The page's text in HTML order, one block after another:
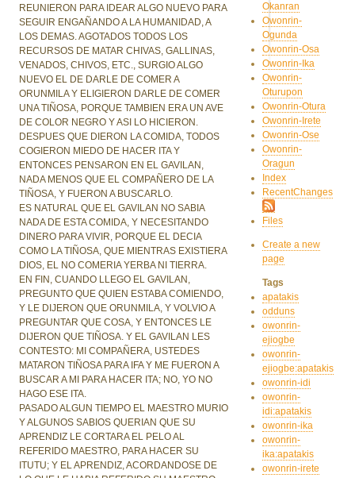
REUNIERON PARA IDEAR ALGO NUEVO PARA
SEGUIR ENGAÑANDO A LA HUMANIDAD, A
LOS DEMAS. AGOTADOS TODOS LOS
RECURSOS DE MATAR CHIVAS, GALLINAS,
VENADOS, CHIVOS, ETC., SURGIO ALGO
NUEVO EL DE DARLE DE COMER A
ORUNMILA Y ELIGIERON DARLE DE COMER
UNA TIÑOSA, PORQUE TAMBIEN ERA UN AVE
DE COLOR NEGRO Y ASI LO HICIERON.
DESPUES QUE DIERON LA COMIDA, TODOS
COGIERON MIEDO DE HACER ITA Y
ENTONCES PENSARON EN EL GAVILAN,
NADA MENOS QUE EL COMPAÑERO DE LA
TIÑOSA, Y FUERON A BUSCARLO.
ES NATURAL QUE EL GAVILAN NO SABIA
NADA DE ESTA COMIDA, Y NECESITANDO
DINERO PARA VIVIR, PORQUE EL DECIA
COMO LA TIÑOSA, QUE MIENTRAS EXISTIERA
DIOS, EL NO COMERIA YERBA NI TIERRA.
EN FIN, CUANDO LLEGO EL GAVILAN,
PREGUNTO QUE QUIEN ESTABA COMIENDO,
Y LE DIJERON QUE ORUNMILA, Y VOLVIO A
PREGUNTAR QUE COSA, Y ENTONCES LE
DIJERON QUE TIÑOSA. Y EL GAVILAN LES
CONTESTO: MI COMPAÑERA, USTEDES
MATARON TIÑOSA PARA IFA Y ME FUERON A
BUSCAR A MI PARA HACER ITA; NO, YO NO
HAGO ESE ITA.
PASADO ALGUN TIEMPO EL MAESTRO MURIO
Y ALGUNOS SABIOS QUERIAN QUE SU
APRENDIZ LE CORTARA EL PELO AL
REFERIDO MAESTRO, PARA HACER SU
ITUTU; Y EL APRENDIZ, ACORDANDOSE DE
Okanran
Owonrin-
Ogunda
Owonrin-Osa
Owonrin-Ika
Owonrin-
Oturupon
Owonrin-Otura
Owonrin-Irete
Owonrin-Ose
Owonrin-
Oragun
Index
RecentChanges
Files
Create a new
page
Tags
apatakis
odduns
owonrin-
ejiogbe
owonrin-
ejiogbe:apatakis
owonrin-idi
owonrin-
idi:apatakis
owonrin-ika
owonrin-
ika:apatakis
owonrin-irete